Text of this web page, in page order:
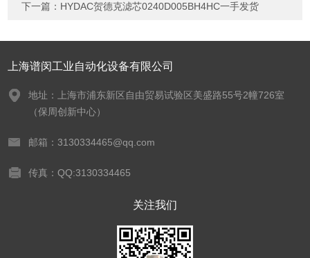
下一篇： HYDAC贺德克滤芯0240D005BH4HC一手发货
上海谱闵工业自动化设备有限公司
地址：上海市浦东新区自由贸易试验区美盛路55号2幢726室
（保周创新中心）
邮箱：3130334465@qq.com
传真：QQ:3130334465
关注我们